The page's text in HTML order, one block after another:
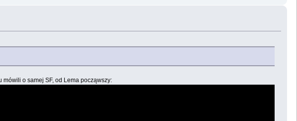
mówili o samej SF, od Lema począwszy: